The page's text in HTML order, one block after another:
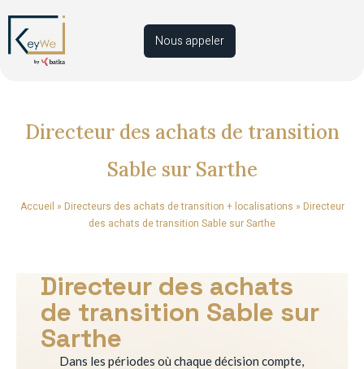
Nous appeler
Directeur des achats de transition
Sable sur Sarthe
Accueil » Directeurs des achats de transition + localisations » Directeur
des achats de transition Sable sur Sarthe
Directeur des achats
de transition Sable sur
Sarthe
Dans les périodes où chaque décision compte,